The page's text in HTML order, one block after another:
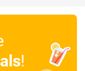
!